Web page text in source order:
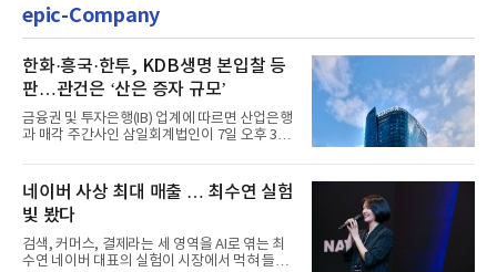
epic-Company
한화·흥국·한투, KDB생명 본입찰 등
판…관건은 ‘산은 증자 규모’
금융권 및 투자은행(IB) 업계에 따르면 산업은행
과 매각 주간사인 삼일회계법인이 7일 오후 3시
네이버 사상 최대 매출 … 최수연 실험
빛 봤다
검색, 커머스, 결제라는 세 영역을 AI로 엮는 최
수연 네이버 대표의 실험이 시장에서 먹혀 들어